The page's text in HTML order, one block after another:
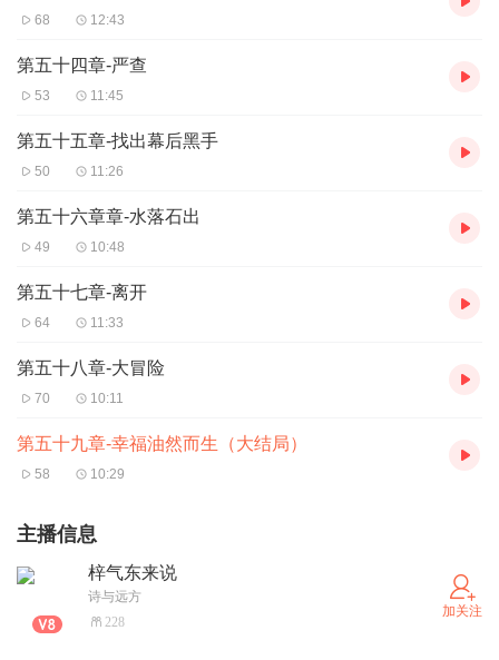
68 12:43
第五十四章-严查
53 11:45
第五十五章-找出幕后黑手
50 11:26
第五十六章章-水落石出
49 10:48
第五十七章-离开
64 11:33
第五十八章-大冒险
70 10:11
第五十九章-幸福油然而生（大结局）
58 10:29
主播信息
梓气东来说
诗与远方
228
加关注